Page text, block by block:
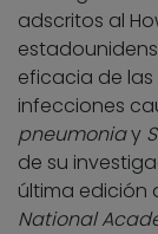
adscritos al
eficacia de
infecciones
pneumoniay
de su
última edición
National